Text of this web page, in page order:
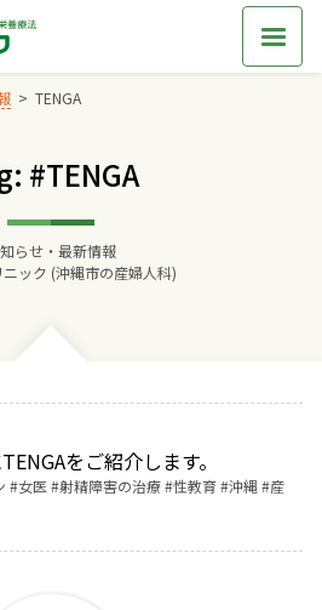
TENGA
#TENGA
らせ・最新情報
ニック (沖縄市の産婦人科)
をご紹介します。
女医 射精障害の治療 性教育 沖縄
産
Home
通アクセス
診療料金